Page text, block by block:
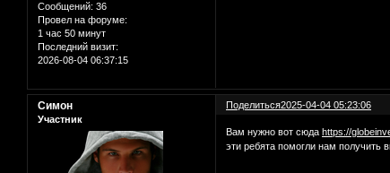
Сообщений: 36
Провел на форуме:
1 час 50 минут
Последний визит:
2026-08-04 06:37:15
Поделиться2025-04-04 05:23:06
Симон
Участник
Вам нужно вот сюдаhttps://
эти ребята помогли нам получить